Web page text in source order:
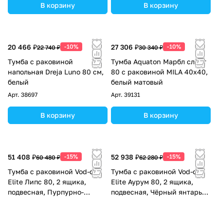
В корзину В корзину
20 466 ₽22 740 ₽ -10%
Тумба с раковиной
напольная Dreja Luno 80 см,
белый
Арт. 38697
В корзину
27 306 ₽30 340 ₽ -10%
Тумба Aquaton Марбл слэйт
80 с раковиной MILA 40х40,
белый матовый
Арт. 39131
В корзину
51 408 ₽60 480 ₽ -15%
Тумба с раковиной Vod-ok
Elite Липс 80, 2 ящика,
подвесная, Пурпурно-
52 938 ₽62 280 ₽ -15%
Тумба с раковиной Vod-ok
Elite Аурум 80, 2 ящика,
подвесная, Чёрный янтарь